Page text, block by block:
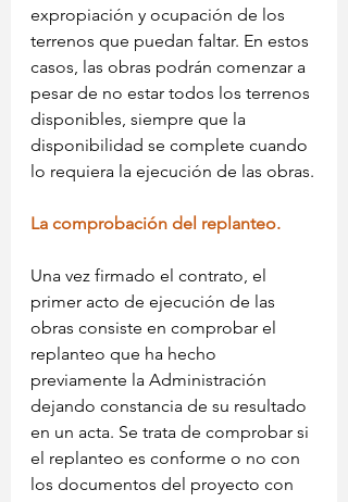
expropiación y ocupación de los
terrenos que puedan faltar. En estos
casos, las obras podrán comenzar a
pesar de no estar todos los terrenos
disponibles, siempre que la
disponibilidad se complete cuando
lo requiera la ejecución de las obras.
La comprobación del replanteo.
Una vez firmado el contrato, el
primer acto de ejecución de las
obras consiste en comprobar el
replanteo que ha hecho
previamente la Administración
dejando constancia de su resultado
en un acta. Se trata de comprobar si
el replanteo es conforme o no con
los documentos del proyecto con